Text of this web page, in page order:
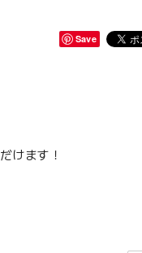
Save
けます！